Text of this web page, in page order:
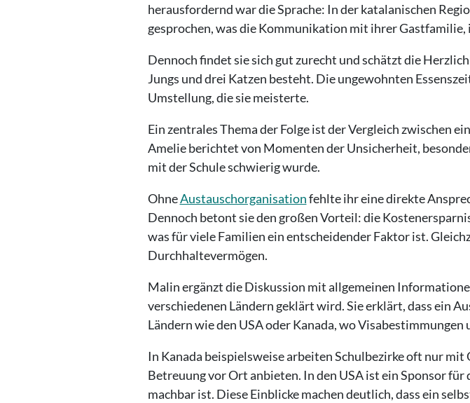
herausfordernd war die Sprache: In der katalanischen
gesprochen, was die Kommunikation mit ihrer
Dennoch findet sie sich gut zurecht und schätzt die
Jungs und drei Katzen besteht. Die ungewohnten
Umstellung, die sie meisterte.
Ein zentrales Thema der Folge ist der Vergleich zwischen
Amelie berichtet von Momenten der Unsicherheit,
mit der Schule schwierig wurde.
OhneAustauschorganisationfehlte ihr eine direkte
Dennoch betont sie den großen Vorteil: die
was für viele Familien ein entscheidender Faktor ist.
Durchhaltevermögen.
Malin ergänzt die Diskussion mit allgemeinen
verschiedenen Ländern geklärt wird. Sie erklärt, dass ein
Ländern wie den USA oder Kanada, wo
In Kanada beispielsweise arbeiten Schulbezirke oft nur
Betreuung vor Ort anbieten. In den USA ist ein Sponsor
machbar ist. Diese Einblicke machen deutlich, dass ein